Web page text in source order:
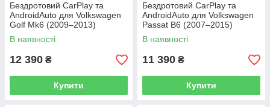
Бездротовий CarPlay та
AndroidAuto для Volkswagen
Golf Mk6 (2009–2013)
В наявності
12 390 ₴
Купити
Бездротовий CarPlay та
AndroidAuto для Volkswagen
Passat B6 (2007–2015)
MIB/MIB2
В наявності
11 390 ₴
Купити